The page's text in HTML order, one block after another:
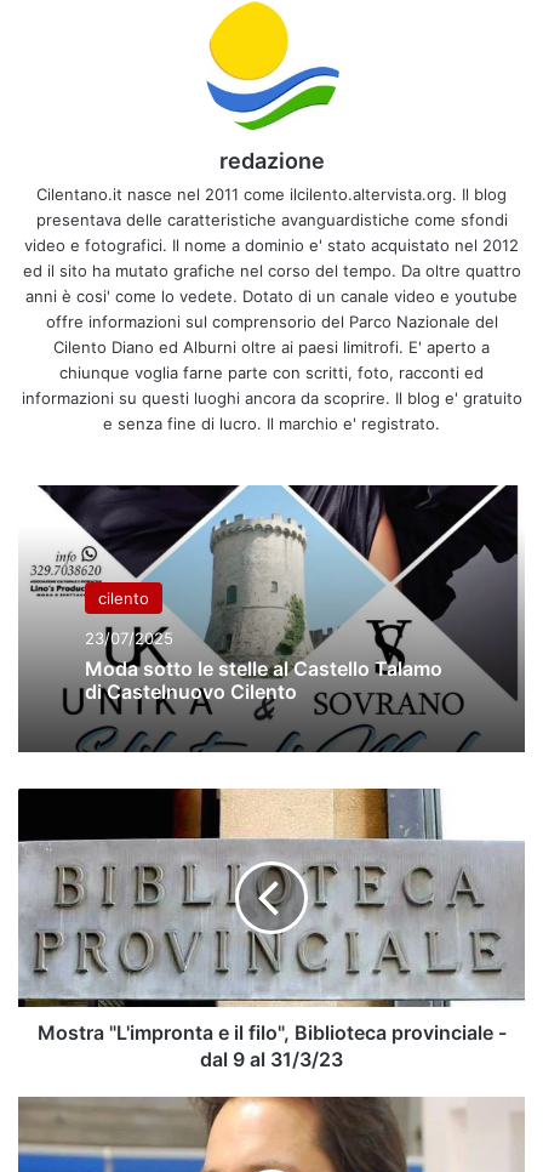
redazione
Cilentano.it nasce nel 2011 come ilcilento.altervista.org. Il blog
presentava delle caratteristiche avanguardistiche come sfondi
video e fotografici. Il nome a dominio e' stato acquistato nel 2012
ed il sito ha mutato grafiche nel corso del tempo. Da oltre quattro
anni è cosi' come lo vedete. Dotato di un canale video e youtube
offre informazioni sul comprensorio del Parco Nazionale del
Cilento Diano ed Alburni oltre ai paesi limitrofi. E' aperto a
chiunque voglia farne parte con scritti, foto, racconti ed
informazioni su questi luoghi ancora da scoprire. Il blog e' gratuito
e senza fine di lucro. Il marchio e' registrato.
cilento
23/07/2025
Moda sotto le stelle al Castello Talamo
di Castelnuovo Cilento
e
il
filo",
Biblioteca
provinciale
-
dal
Mostra "L'impronta e il filo", Biblioteca provinciale -
dal 9 al 31/3/23
CAMMARANO,
ENERGETICHE: